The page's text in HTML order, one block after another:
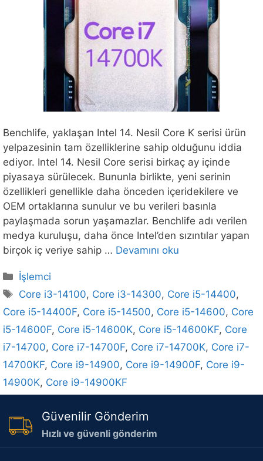
Benchlife, yaklaşan Intel 14. Nesil Core K serisi ürün
yelpazesinin tam özelliklerine sahip olduğunu iddia
ediyor. Intel 14. Nesil Core serisi birkaç ay içinde
piyasaya sürülecek. Bununla birlikte, yeni serinin
özellikleri genellikle daha önceden içeridekilere ve
OEM ortaklarına sunulur ve bu verileri basınla
paylaşmada sorun yaşamazlar. Benchlife adı verilen
medya kuruluşu, daha önce Intel’den sızıntılar yapan
birçok iç veriye sahip … Devamını oku
Kategoriler
İşlemci
Etiketler
Core i3-14100, Core i3-14300, Core i5-14400,
Core i5-14400F, Core i5-14500, Core i5-14600, Core
i5-14600F, Core i5-14600K, Core i5-14600KF, Core
i7-14700, Core i7-14700F, Core i7-14700K, Core i7-
14700KF, Core i9-14900, Core i9-14900F, Core i9-
14900K, Core i9-14900KF
Güvenilir Gönderim
Hızlı ve güvenli gönderim